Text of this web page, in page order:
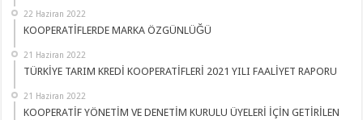
22 Haziran 2022
KOOPERATİFLERDE MARKA ÖZGÜNLÜĞÜ
21 Haziran 2022
TÜRKİYE TARIM KREDİ KOOPERATİFLERİ 2021 YILI FAALİYET RAPORU
21 Haziran 2022
KOOPERATİF YÖNETİM VE DENETİM KURULU ÜYELERİ İÇİN GETİRİLEN